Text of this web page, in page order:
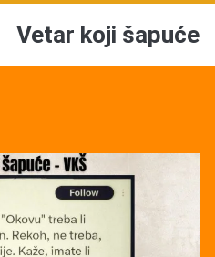
Vetar koji šapuće
span>